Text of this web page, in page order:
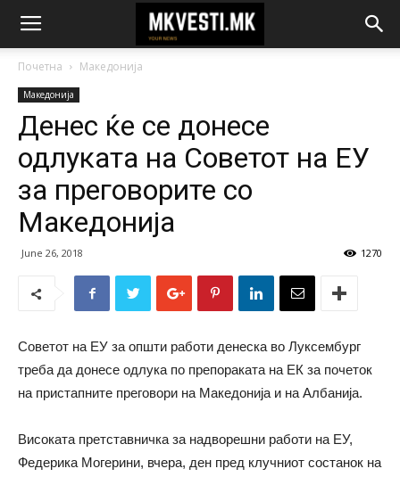
Почетна Македонија
Македонија
Денес ќе се донесе
одлуката на Советот на ЕУ
за преговорите со
Македонија
June 26, 2018 1270
Советот на ЕУ за општи работи денеска во Луксембург
треба да донесе одлука по препораката на ЕК за почеток
на пристапните преговори на Македонија и на Албанија.
Високата претставничка за надворешни работи на ЕУ,
Федерика Могерини, вчера, ден пред клучниот состанок на